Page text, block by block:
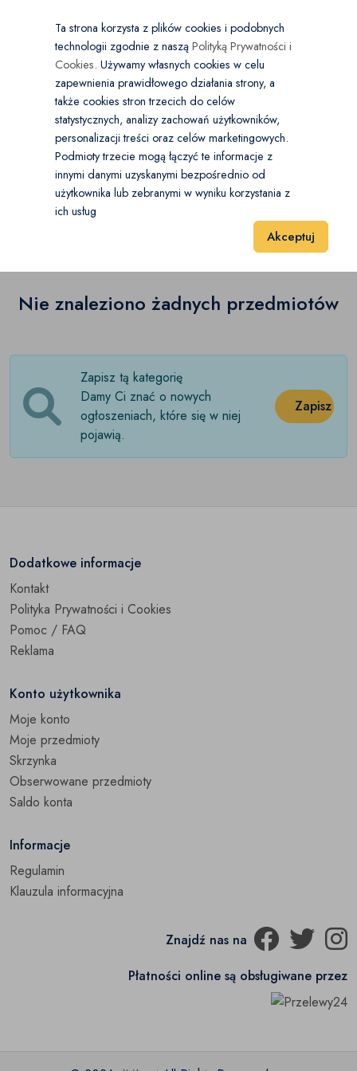
Wybierz kategorię
Akcesoria do włosów(0)
Kosmetyczki (0)
Krawaty i muszki
Parasolki(0)
Paski(0)
(0)
Szale i chusty(0)
×
Kraj PL
PLN
Moda Akcesoria
Akcesoria (0)
20 60
Nie znaleziono żadnych przedmiotów
Zapisz tą kategorię
Damy Ci znać o nowych
ogłoszeniach, które się w niej
pojawią.
Zapisz
Dodatkowe informacje
Kontakt
Polityka Prywatności i Cookies
Pomoc / FAQ
Reklama
Konto użytkownika
Moje konto
Moje przedmioty
Skrzynka
Obserwowane przedmioty
Saldo konta
Informacje
Regulamin
Klauzula informacyjna
Znajdź nas na
Płatności online są obsługiwane przez
Ta strona korzysta z plików cookies i podobnych
technologii zgodnie z nasząPolityką Prywatności i
Cookies. Używamy własnych cookies w celu
zapewnienia prawidłowego działania strony, a
także cookies stron trzecich do celów
statystycznych, analizy zachowań użytkowników,
personalizacji treści oraz celów marketingowych.
Podmioty trzecie mogą łączyć te informacje z
innymi danymi uzyskanymi bezpośrednio od
użytkownika lub zebranymi w wyniku korzystania z
ich usług
Akceptuj